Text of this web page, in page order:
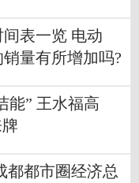
表一览 电动
量有所增加吗?
能” 王水福高
都都市圈经济总